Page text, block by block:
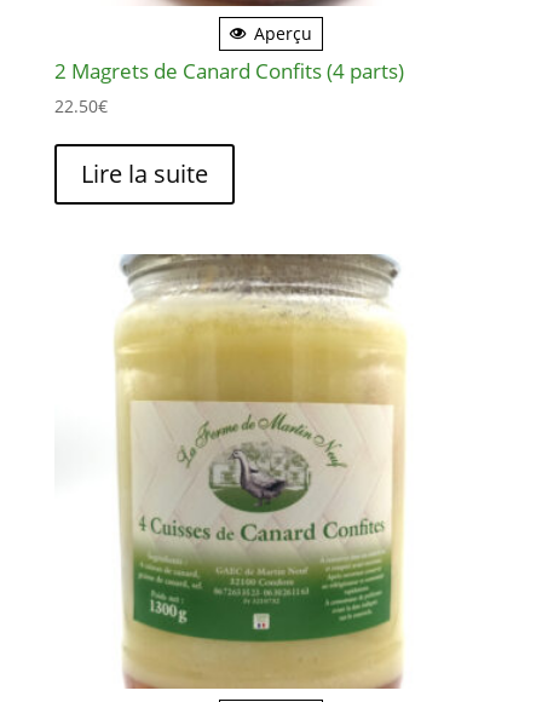
Aperçu
2 Magrets de Canard Confits (4 parts)
22.50€
Lire la suite